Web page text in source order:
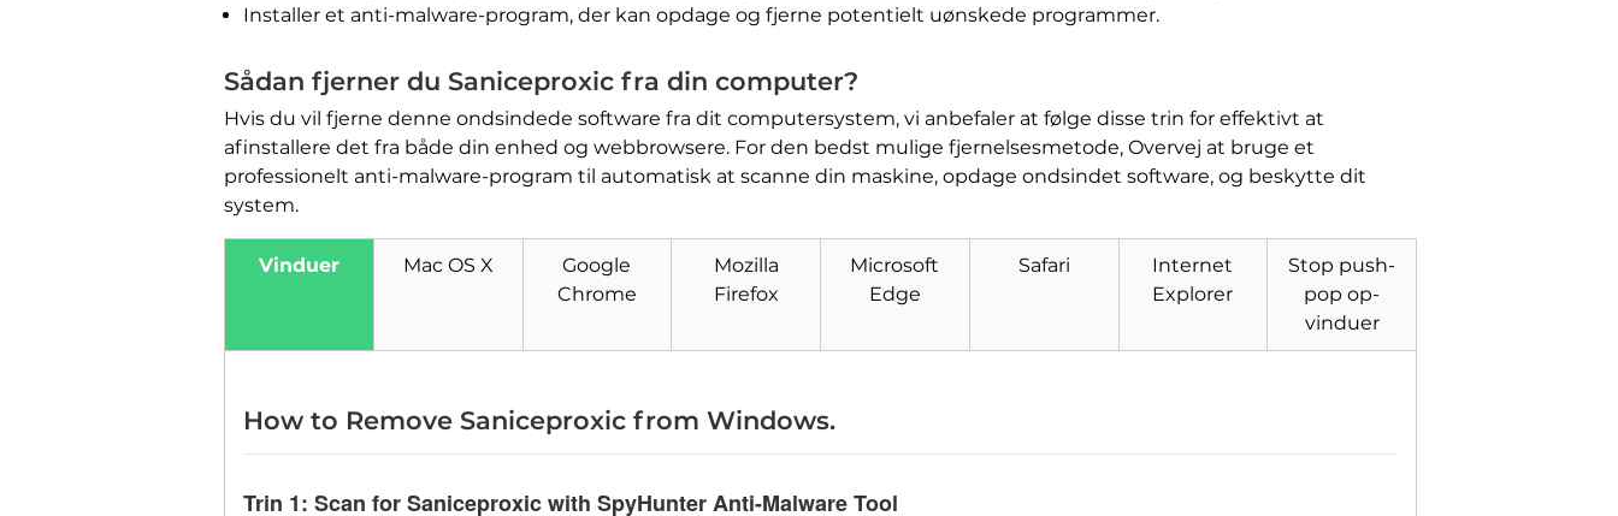
Installer et anti-malware-program, der kan opdage og fjerne potentielt uønskede programmer.
Sådan fjerner du Saniceproxic fra din computer?
Hvis du vil fjerne denne ondsindede software fra dit computersystem, vi anbefaler at følge disse trin for effektivt at
afinstallere det fra både din enhed og webbrowsere. For den bedst mulige fjernelsesmetode, Overvej at bruge et
professionelt anti-malware-program til automatisk at scanne din maskine, opdage ondsindet software, og beskytte dit
system.
Vinduer Mac OS X
Google
Chrome
Mozilla
Firefox
Microsoft
Edge
Safari
Internet
Explorer
Stop push-
pop op-
vinduer
How to Remove Saniceproxic from Windows.
Trin 1: Scan for Saniceproxic with SpyHunter Anti-Malware Tool
malware